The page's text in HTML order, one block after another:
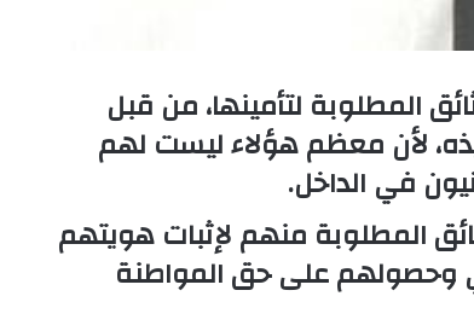
المطلوبة لتأمينها، من قبل
لأن معظم هؤلاء ليست لهم
في الداخل.
المطلوبة منهم لإثبات هويتهم
وحصولهم على حق المواطنة